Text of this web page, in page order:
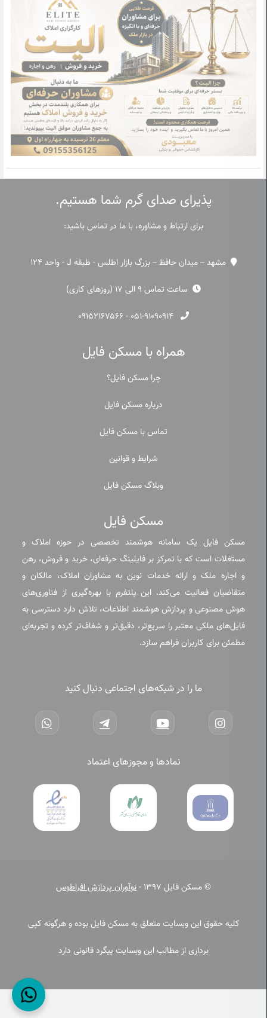
پذیرای صدای گرم شما هستیم.
برای ارتباط و مشاوره، با ما در تماس باشید:
مشهد – میدان حافظ – بزرگ بازار اطلس - طبقه J - واحد 124
ساعت تماس 9 الی 17 (روزهای کاری)
۰۵۱-۹۱۰۹۰۹۱۴ - ۰۹۱۵۲۱۶۷۵۶۶
همراه با مسکن فایل
چرا مسکن فایل؟
درباره مسکن فایل
تماس با مسکن فایل
شرایط و قوانین
وبلاگ مسکن فایل
مسکن فایل
مسکن فایل یک سامانه هوشمند تخصصی در حوزه املاک و
مستغلات است که با تمرکز بر فایلینگ حرفه‌ای، خرید و فروش، رهن
و اجاره ملک و ارائه خدمات نوین به مشاوران املاک، مالکان و
متقاضیان فعالیت می‌کند. این پلتفرم با بهره‌گیری از فناوری‌های
هوش مصنوعی و پردازش هوشمند اطلاعات، تلاش دارد دسترسی به
فایل‌های ملکی معتبر را سریع‌تر، دقیق‌تر و شفاف‌تر کرده و تجربه‌ای
مطمئن برای کاربران فراهم سازد.
ما را در شبکه‌های اجتماعی دنبال کنید
نمادها و مجوزهای اعتماد
© مسکن فایل 1397 - نوآوران پردازش افراطوس
کلیه حقوق این وبسایت متعلق به مسکن فایل بوده و هرگونه کپی
برداری از مطالب این وبسایت پیگرد قانونی دارد